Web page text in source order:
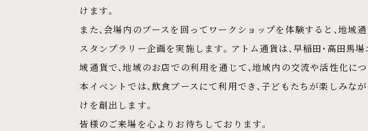
けます。
また、会場内のブースを回ってワークショップを体験すると、地域
スタンプラリー企画を実施します。アトム通貨は、早稲田・高田馬
域通貨で、地域のお店での利用を通じて、地域内の交流や活性化に
本イベントでは、飲食ブースにて利用でき、子どもたちが楽しみな
けを創出します。
皆様のご来場を心よりお待ちしております。